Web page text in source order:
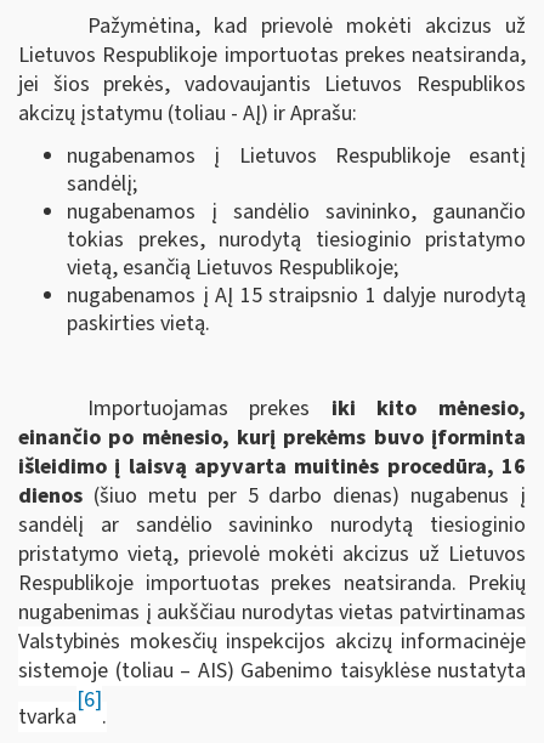
Pažymėtina, kad prievolė mokėti akcizus už
Lietuvos Respublikoje importuotas prekes neatsiranda,
jei šios prekės, vadovaujantis Lietuvos Respublikos
akcizų įstatymu (toliau - AĮ) ir Aprašu:
nugabenamos į Lietuvos Respublikoje esantį
sandėlį;
nugabenamos į sandėlio savininko, gaunančio
tokias prekes, nurodytą tiesioginio pristatymo
vietą, esančią Lietuvos Respublikoje;
nugabenamos į AĮ 15 straipsnio 1 dalyje nurodytą
paskirties vietą.
Importuojamas prekes iki kito mėnesio,
einančio po mėnesio, kurį prekėms buvo įforminta
išleidimo į laisvą apyvarta muitinės procedūra, 16
dienos (šiuo metu per 5 darbo dienas) nugabenus į
sandėlį ar sandėlio savininko nurodytą tiesioginio
pristatymo vietą, prievolė mokėti akcizus už Lietuvos
Respublikoje importuotas prekes neatsiranda. Prekių
nugabenimas į aukščiau nurodytas vietas patvirtinamas
Valstybinės mokesčių inspekcijos akcizų informacinėje
sistemoje (toliau – AIS) Gabenimo taisyklėse nustatyta
tvarka
[6]
.